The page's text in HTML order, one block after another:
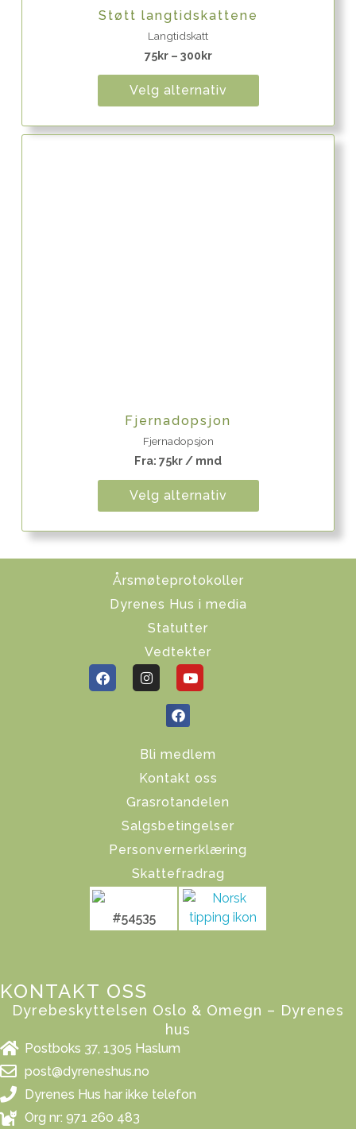
Støtt langtidskattene
Langtidskatt
75kr– 300kr
Velg alternativ
Fjernadopsjon
Fjernadopsjon
Fra: 75kr / mnd
Velg alternativ
Årsmøteprotokoller
Dyrenes Hus i media
Statutter
Vedtekter
Bli medlem
Kontakt oss
Grasrotandelen
Salgsbetingelser
Personvernerklæring
Skattefradrag
#54535
KONTAKT OSS
Dyrebeskyttelsen Oslo & Omegn – Dyrenes
hus
Postboks 37, 1305 Haslum
post@dyreneshus.no
Dyrenes Hus har ikke telefon
Org nr: 971 260 483